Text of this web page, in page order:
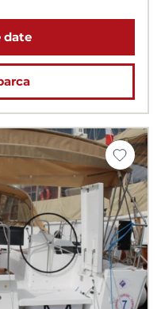
date